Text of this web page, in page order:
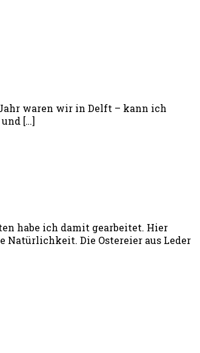
waren wir in Delft – kann ich
[…]
habe ich damit gearbeitet. Hier
Natürlichkeit. Die Ostereier aus Leder